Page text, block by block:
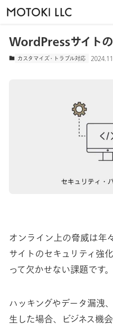
お
トップ サービス カスタマイズ・トラブル対応
WordPressサイトの
カスタマイズ・トラブル対応
オンライン上の脅威は年
サイトのセキュリティ強
って欠かせない課題です。
ハッキングやデータ漏洩
生した場合、ビジネス機